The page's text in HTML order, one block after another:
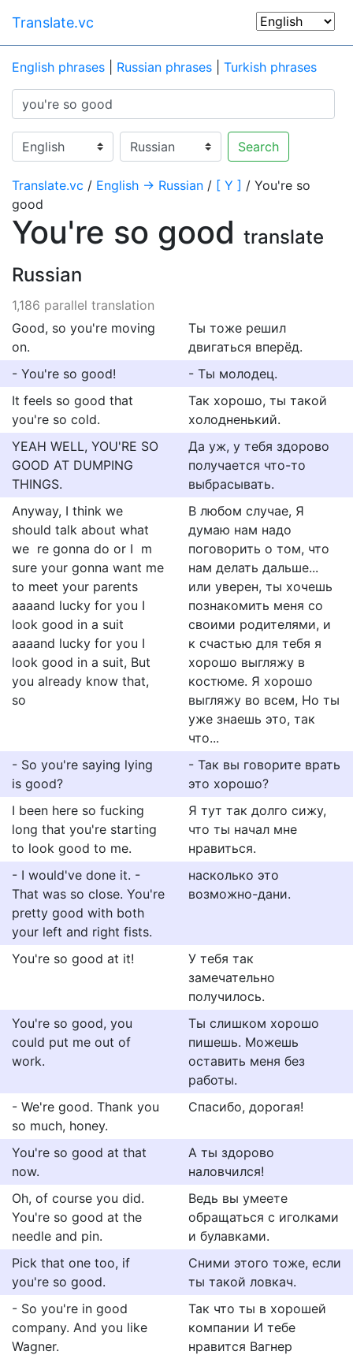
Translate.vc
English phrases Russian phrases Turkish phrases
Search
Translate.vc / English → Russian / [ Y ] / You're so
good
You're so good translate
Russian
1,186 parallel translation
Good, so you're moving
on.
Ты тоже решил
двигаться вперёд.
- You're so good!
- Ты молодец.
It feels so good that
you're so cold.
Так хорошо, ты такой
холодненький.
YEAH WELL, YOU'RE SO
GOOD AT DUMPING
THINGS.
Да уж, у тебя здорово
получается что-то
выбрасывать.
Anyway, I think we
should talk about what
we  re gonna do or I  m
sure your gonna want me
to meet your parents
aaaand lucky for you I
look good in a suit
aaaand lucky for you I
look good in a suit, But
you already know that,
so
В любом случае, Я
думаю нам надо
поговорить о том, что
нам делать дальше...
или уверен, ты хочешь
познакомить меня со
своими родителями, и
к счастью для тебя я
хорошо выгляжу в
костюме. Я хорошо
выгляжу во всем, Но ты
уже знаешь это, так
что...
- So you're saying lying
is good?
- Так вы говорите врать
это хорошо?
I been here so fucking
long that you're starting
to look good to me.
Я тут так долго сижу,
что ты начал мне
нравиться.
- I would've done it. -
That was so close. You're
pretty good with both
your left and right fists.
насколько это
возможно-дани.
You're so good at it!
У тебя так
замечательно
получилось.
You're so good, you
could put me out of
work.
Ты слишком хорошо
пишешь. Можешь
оставить меня без
работы.
- We're good. Thank you
so much, honey.
Спасибо, дорогая!
You're so good at that
now.
А ты здорово
наловчился!
Oh, of course you did.
You're so good at the
needle and pin.
Ведь вы умеете
обращаться с иголками
и булавками.
Pick that one too, if
you're so good.
Сними этого тоже, если
ты такой ловкач.
- So you're in good
company. And you like
Wagner.
Так что ты в хорошей
компании И тебе
нравится Вагнер